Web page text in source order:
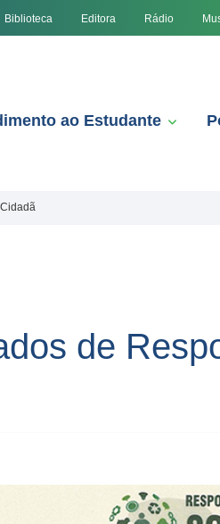
Biblioteca Editora Rádio
ao Estudante
de